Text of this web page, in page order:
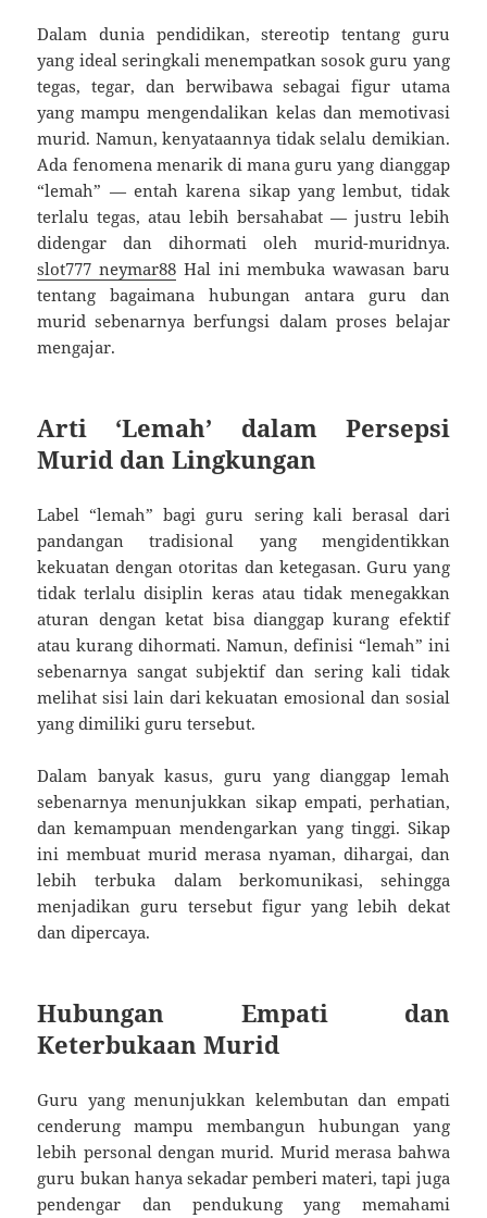
Dalam dunia pendidikan, stereotip tentang guru
yang ideal seringkali menempatkan sosok guru yang
tegas, tegar, dan berwibawa sebagai figur utama
yang mampu mengendalikan kelas dan memotivasi
murid. Namun, kenyataannya tidak selalu demikian.
Ada fenomena menarik di mana guru yang dianggap
“lemah” — entah karena sikap yang lembut, tidak
terlalu tegas, atau lebih bersahabat — justru lebih
didengar dan dihormati oleh murid-muridnya.
slot777 neymar88 Hal ini membuka wawasan baru
tentang bagaimana hubungan antara guru dan
murid sebenarnya berfungsi dalam proses belajar
mengajar.
Arti ‘Lemah’ dalam Persepsi
Murid dan Lingkungan
Label “lemah” bagi guru sering kali berasal dari
pandangan tradisional yang mengidentikkan
kekuatan dengan otoritas dan ketegasan. Guru yang
tidak terlalu disiplin keras atau tidak menegakkan
aturan dengan ketat bisa dianggap kurang efektif
atau kurang dihormati. Namun, definisi “lemah” ini
sebenarnya sangat subjektif dan sering kali tidak
melihat sisi lain dari kekuatan emosional dan sosial
yang dimiliki guru tersebut.
Dalam banyak kasus, guru yang dianggap lemah
sebenarnya menunjukkan sikap empati, perhatian,
dan kemampuan mendengarkan yang tinggi. Sikap
ini membuat murid merasa nyaman, dihargai, dan
lebih terbuka dalam berkomunikasi, sehingga
menjadikan guru tersebut figur yang lebih dekat
dan dipercaya.
Hubungan Empati dan
Keterbukaan Murid
Guru yang menunjukkan kelembutan dan empati
cenderung mampu membangun hubungan yang
lebih personal dengan murid. Murid merasa bahwa
guru bukan hanya sekadar pemberi materi, tapi juga
pendengar dan pendukung yang memahami